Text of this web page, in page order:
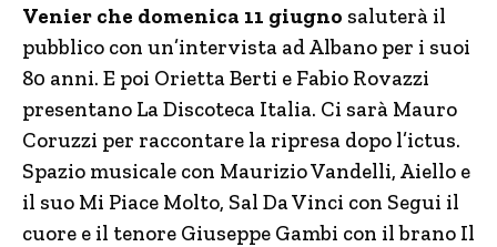
Venier che domenica 11 giugno saluterà il
pubblico con un’intervista ad Albano per i suoi
80 anni. E poi Orietta Berti e Fabio Rovazzi
presentano La Discoteca Italia. Ci sarà Mauro
Coruzzi per raccontare la ripresa dopo l’ictus.
Spazio musicale con Maurizio Vandelli, Aiello e
il suo Mi Piace Molto, Sal Da Vinci con Segui il
cuore e il tenore Giuseppe Gambi con il brano Il